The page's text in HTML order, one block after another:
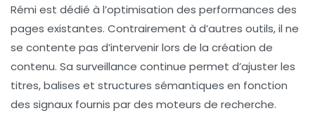
Rémi est dédié à l’optimisation des performances des
pages existantes. Contrairement à d’autres outils, il ne
se contente pas d’intervenir lors de la création de
contenu. Sa surveillance continue permet d’ajuster les
titres, balises et structures sémantiques en fonction
des signaux fournis par des moteurs de recherche.